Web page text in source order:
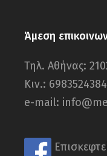
Άμεση
Τηλ. Αθήνας:
Κιν.: 6983524384
e-mail: